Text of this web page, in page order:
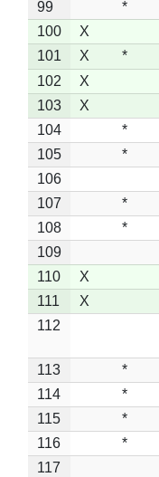
99 *
100
X
101
X *
102
X
103
X
104
*
105
*
106
107
*
108
*
109
110
X
111
X
112
113
*
114
*
115
*
116
*
117